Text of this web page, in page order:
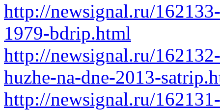
http://newsignal.ru/
1979-bdrip.html
http://newsignal.ru/
huzhe-na-dne-2013-
http://newsignal.ru/